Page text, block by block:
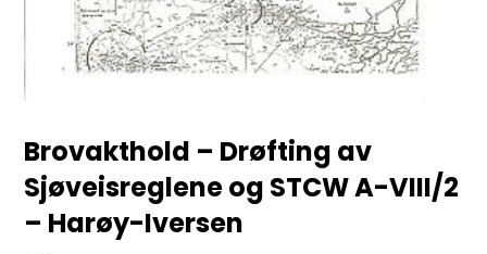
Brovakthold – Drøfting av
Sjøveisreglene og STCW A-VIII/2
– Harøy-Iversen